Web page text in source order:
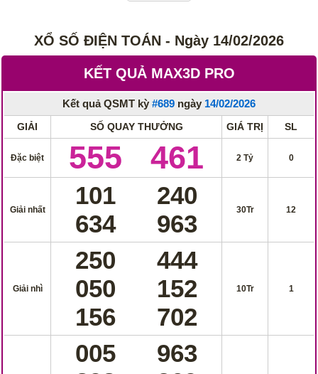
XỔ SỐ ĐIỆN TOÁN - Ngày 14/02/2026
KẾT QUẢ MAX3D PRO
Kết quả QSMT kỳ #689 ngày 14/02/2026
GIẢI SỐ QUAY THƯỞNG GIÁ TRỊ SL
Đặc biệt 555 461 2 Tỷ 0
Giải nhất
101
240
634
963 30Tr 12
Giải nhì
250
444
050
152
156
702
10Tr 1
005
963